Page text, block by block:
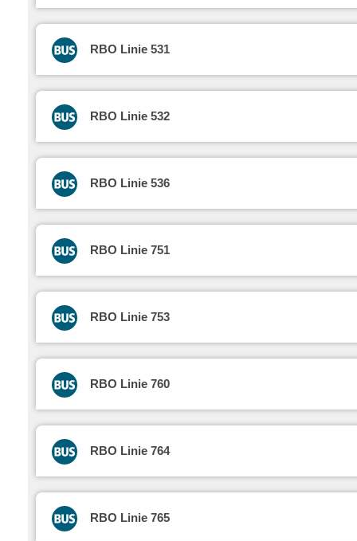
RBO Linie 531
RBO Linie 532
RBO Linie 536
RBO Linie 751
RBO Linie 753
RBO Linie 760
RBO Linie 764
RBO Linie 765